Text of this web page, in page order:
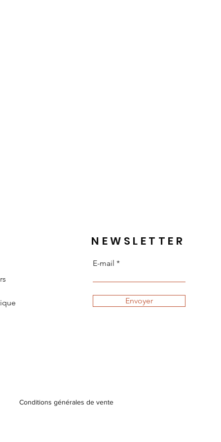
NEWSLETTER
E-mail
Envoyer
Conditions générales de vente